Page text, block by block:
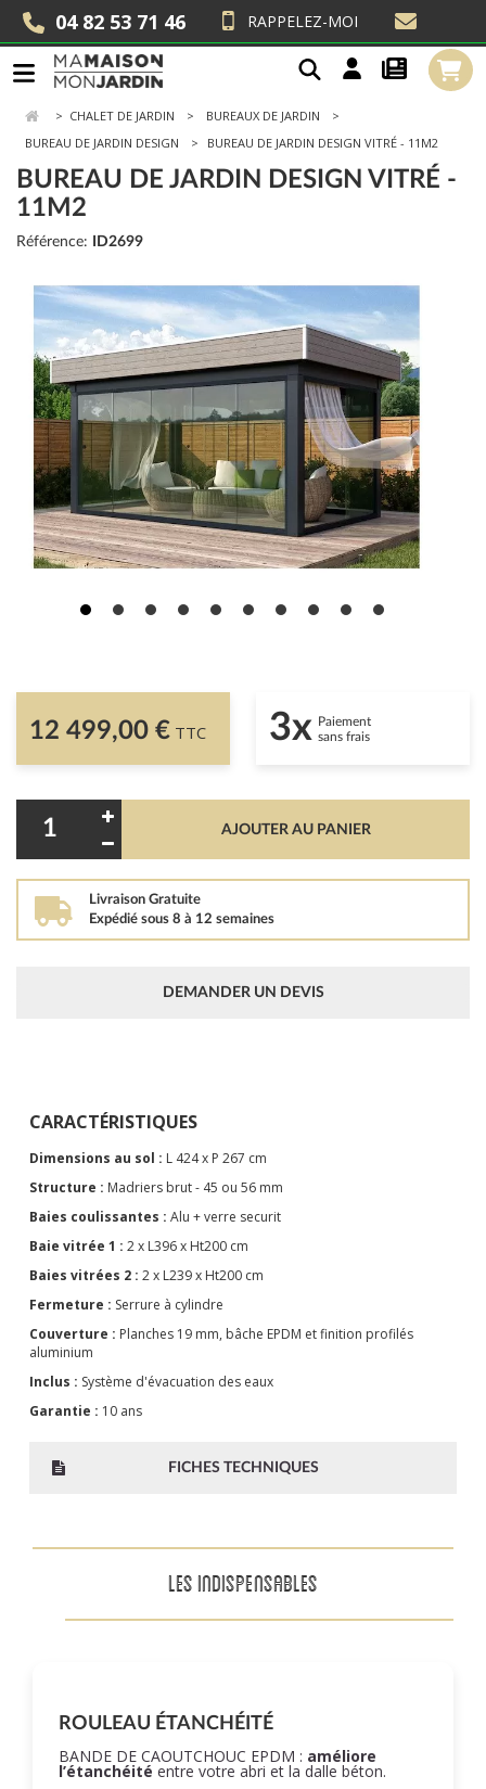
04 82 53 71 46 RAPPELEZ-MOI
> CHALET DE JARDIN
BUREAUX DE JARDIN
BUREAU DE JARDIN DESIGN
BUREAU DE JARDIN DESIGN VITRÉ - 11M2
BUREAU DE JARDIN DESIGN VITRÉ -
11M2
Référence: ID2699
12 499,00 € TTC 3x Paiement
sans frais
AJOUTER AU PANIER
Livraison Gratuite
Expédié sous 8 à 12 semaines
DEMANDER UN DEVIS
CARACTÉRISTIQUES
Dimensions au sol : L 424 x P 267 cm
Structure : Madriers brut - 45 ou 56 mm
Baies coulissantes : Alu + verre securit
Baie vitrée 1 : 2 x L396 x Ht200 cm
Baies vitrées 2 : 2 x L239 x Ht200 cm
Fermeture : Serrure à cylindre
Couverture : Planches 19 mm, bâche EPDM et finition profilés
aluminium
Inclus : Système d'évacuation des eaux
Garantie : 10 ans
FICHES TECHNIQUES
LES INDISPENSABLES
ROULEAU ÉTANCHÉITÉ
BANDE DE CAOUTCHOUC EPDM : améliore
l’étanchéité entre votre abri et la dalle béton.